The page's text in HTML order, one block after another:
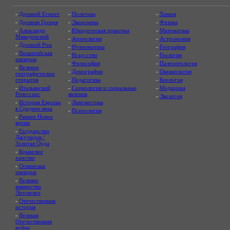
- Древний Египет
- Древняя Греция
- Александр
Македонский
- Древний Рим
- Византийская
империя
- Великие
географические
открытия
- Итальянский
Ренессанс
- История Европы
в Средние века
- Раннее Новое
время
- Государство
Джучидов /
Золотая Орда
- Крымское
ханство
- Османская
империя
- Великое
княжество
Литовское
- Отечественная
история
- Великая
Отечественная
война
- Политика
- Экономика
- Юридическая практика
- Археология
- Нумизматика
- Искусство
- Философия
- Демография
- Педагогика
- Социология и социальные
явления
- Лингвистика
- Психология
- Химия
- Физика
- Математика
- Астрономия
- География
- Геология
- Палеонтология
- Океанология
- Биология
- Медицина
- Экология